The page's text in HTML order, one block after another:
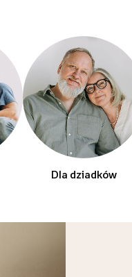
Dla dziadków